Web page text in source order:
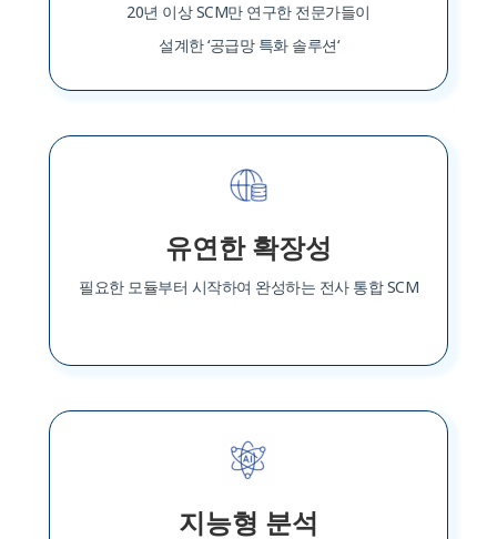
20년 이상 SCM만 연구한 전문가들이
설계한 ‘공급망 특화 솔루션‘
유연한 확장성
필요한 모듈부터 시작하여 완성하는 전사 통합 SCM
지능형 분석